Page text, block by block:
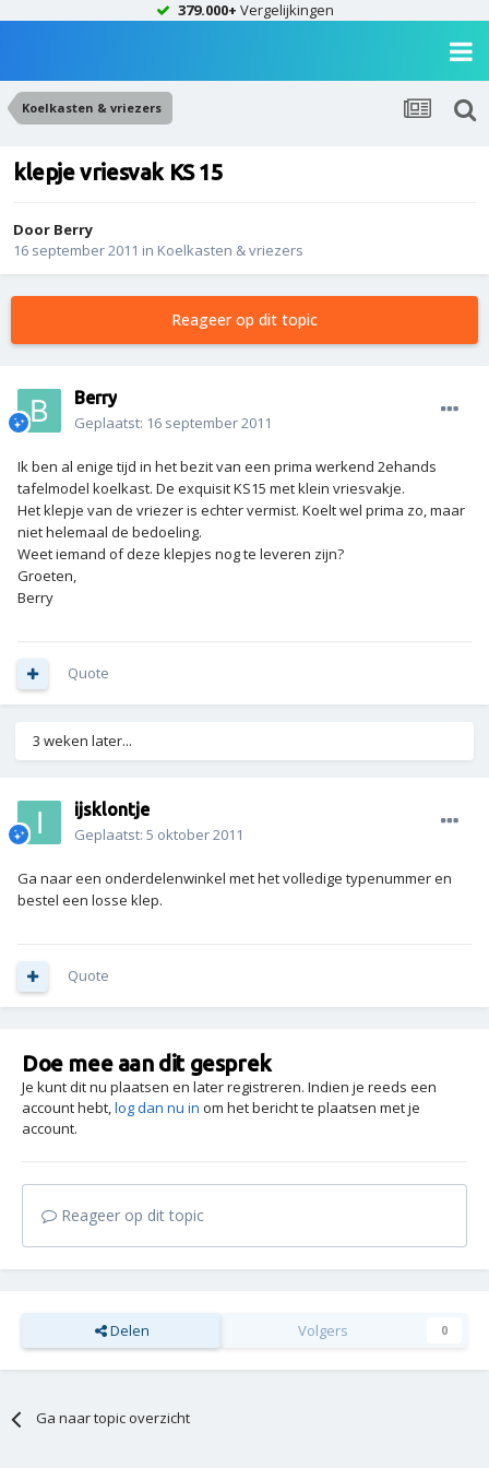
379.000+ Vergelijkingen
Koelkasten & vriezers
klepje vriesvak KS 15
Door Berry
16 september 2011 in Koelkasten & vriezers
Reageer op dit topic
Berry
Geplaatst: 16 september 2011
Ik ben al enige tijd in het bezit van een prima werkend 2ehands
tafelmodel koelkast. De exquisit KS15 met klein vriesvakje.
Het klepje van de vriezer is echter vermist. Koelt wel prima zo, maar
niet helemaal de bedoeling.
Weet iemand of deze klepjes nog te leveren zijn?
Groeten,
Berry
Quote
3 weken later...
ijsklontje
Geplaatst: 5 oktober 2011
Ga naar een onderdelenwinkel met het volledige typenummer en
bestel een losse klep.
Quote
Doe mee aan dit gesprek
Je kunt dit nu plaatsen en later registreren. Indien je reeds een
account hebt,log dan nu in om het bericht te plaatsen met je
account.
Reageer op dit topic
Delen Volgers 0
Ga naar topic overzicht